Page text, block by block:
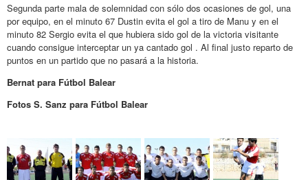
Segunda parte mala de solemnidad con sólo dos ocasiones de gol, una
por equipo, en el minuto 67 Dustin evita el gol a tiro de Manu y en el
minuto 82 Sergio evita el que hubiera sido gol de la victoria visitante
cuando consigue interceptar un ya cantado gol . Al final justo reparto de
puntos en un partido que no pasará a la historia.
Bernat para Fútbol Balear
Fotos S. Sanz para Fútbol Balear